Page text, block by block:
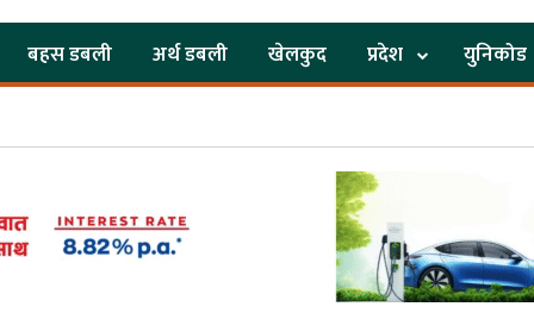
बहस डबली अर्थ डबली खेलकुद प्रदेश युनिकोड